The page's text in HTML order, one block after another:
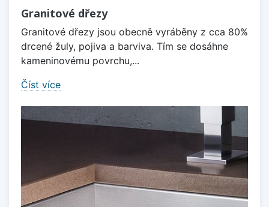
Granitové dřezy
Granitové dřezy jsou obecně vyráběny z cca 80%
drcené žuly, pojiva a barviva. Tím se dosáhne
kameninovému povrchu,...
Číst více